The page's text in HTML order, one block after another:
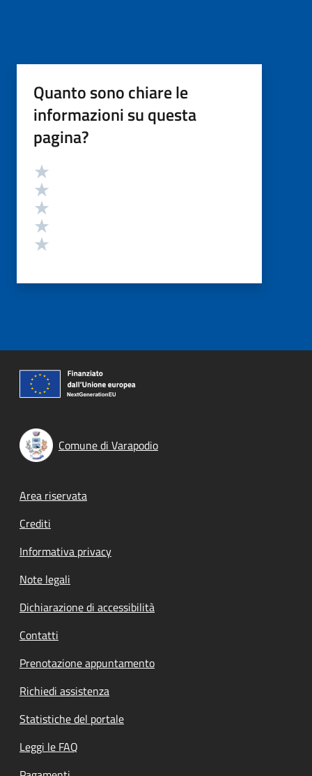
Quanto sono chiare le
informazioni su questa
pagina?
Valutazione
Comune di Varapodio
Footer menu
Area riservata
Crediti
Informativa privacy
Note legali
Dichiarazione di accessibilità
Contatti
Prenotazione appuntamento
Richiedi assistenza
Statistiche del portale
Leggi le FAQ